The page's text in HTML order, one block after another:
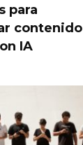
para
contenido
IA